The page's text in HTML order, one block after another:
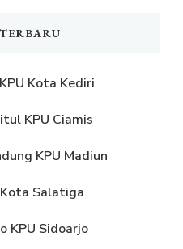
Kota Kediri
KPU Ciamis
KPU Madiun
Salatiga
KPU Sidoarjo